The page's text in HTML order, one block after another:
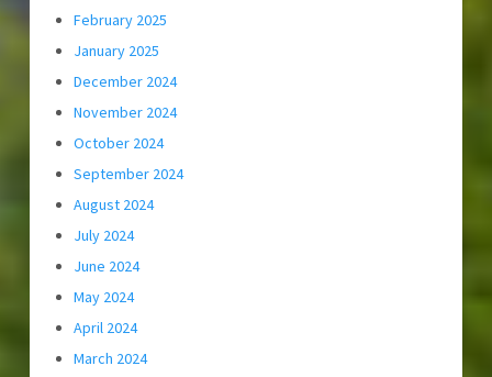
February 2025
January 2025
December 2024
November 2024
October 2024
September 2024
August 2024
July 2024
June 2024
May 2024
April 2024
March 2024